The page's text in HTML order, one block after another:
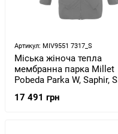
Артикул: MIV9551 7317_S
Міська жіноча тепла
мембранна парка Millet
Pobeda Parka W, Saphir, S
17 491 грн